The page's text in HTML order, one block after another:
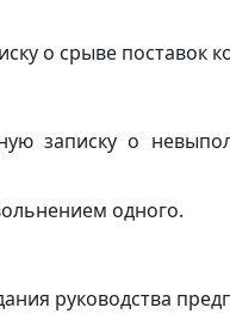
о срыве
записку о
одного.
руководства